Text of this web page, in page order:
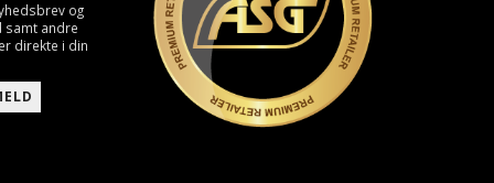
og
samt andre
direkte i din